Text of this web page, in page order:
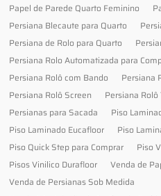
Papel de Parede Quarto Feminino
Persiana Blecaute para Quarto
Persiana de Rolo para Quarto
Persiana Rolo Automatizada para
Persiana Rolô com Bando
Persiana
Persiana Rolô Screen
Persiana Rolô
Persianas para Sacada
Piso
Piso Laminado Eucafloor
Piso
Piso Quick Step para Comprar
Piso
Pisos Vinilico Durafloor
Venda de
Venda de Persianas Sob Medida